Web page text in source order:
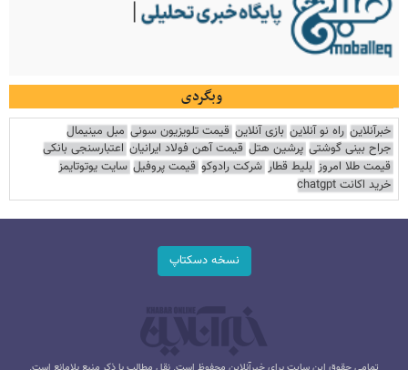
وبگردی
خبرآنلاین راه نو آنلاین بازی آنلاین قیمت تلویزیون سونی مبل مینیمال
جراح بینی گوشتی پرشین هتل قیمت آهن فولاد ایرانیان اعتبارسنجی بانکی
قیمت طلا امروز بلیط قطار شرکت رادوکو قیمت پروفیل سایت یوتوتایمز
خرید اکانت chatgpt
نسخه دسکتاپ